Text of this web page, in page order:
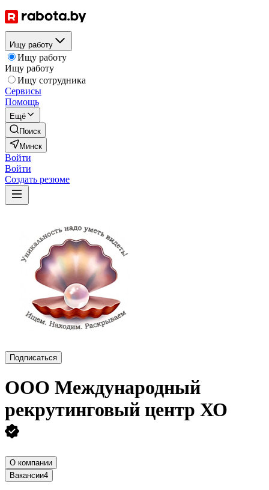
Ищу работу
Ищу работу
Ищу работу
Ищу сотрудника
Сервисы
Помощь
Ещё
Поиск
Минск
Войти
Войти
Создать резюме
Подписаться
ООО Международный
рекрутинговый центр ХО
О компании
Вакансии4